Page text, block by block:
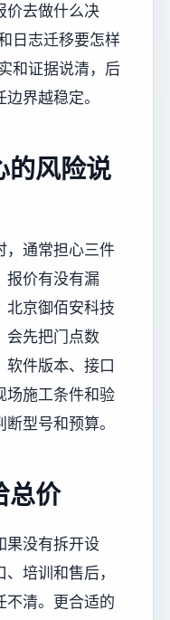
价去做什么决
日志迁移要怎样
和证据说清，后
界越稳定。
的风险说
，通常担心三件
报价有没有漏
北京御佰安科技
会先把门点数
软件版本、接口
场施工条件和验
型号和预算。
总价
果没有拆开设
培训和售后，
不清。更合适的